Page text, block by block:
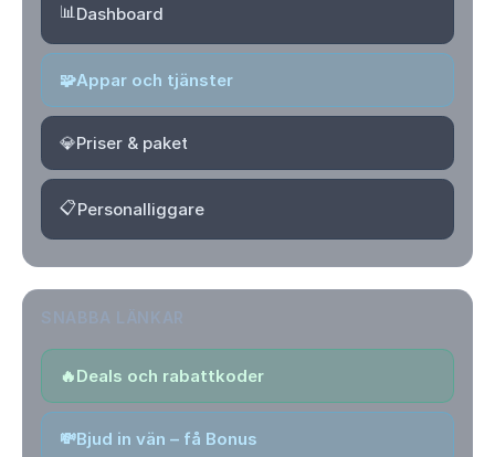
📊Dashboard
🧩Appar och tjänster
💎Priser & paket
📋Personalliggare
🔥Deals och rabattkoder
💸Bjud in vän – få Bonus